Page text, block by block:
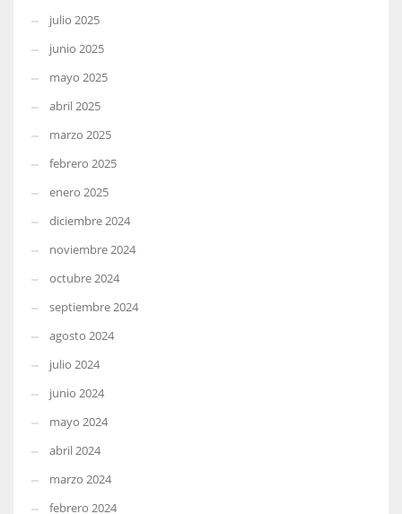
julio 2025
junio 2025
mayo 2025
abril 2025
marzo 2025
febrero 2025
enero 2025
diciembre 2024
noviembre 2024
octubre 2024
septiembre 2024
agosto 2024
julio 2024
junio 2024
mayo 2024
abril 2024
marzo 2024
febrero 2024